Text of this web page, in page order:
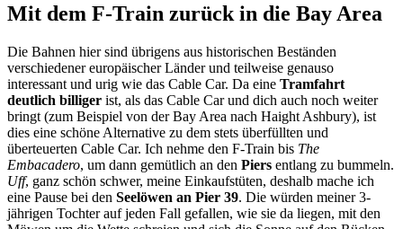
Mit dem F-Train zurück in die Bay Area
Die Bahnen hier sind übrigens aus historischen Beständen
verschiedener europäischer Länder und teilweise genauso
interessant und urig wie das Cable Car. Da eine Tramfahrt
deutlich billiger ist, als das Cable Car und dich auch noch weiter
bringt (zum Beispiel von der Bay Area nach Haight Ashbury), ist
dies eine schöne Alternative zu dem stets überfüllten und
überteuerten Cable Car. Ich nehme den F-Train bis The
Embacadero, um dann gemütlich an den Piers entlang zu bummeln.
Uff, ganz schön schwer, meine Einkaufstüten, deshalb mache ich
eine Pause bei den Seelöwen an Pier 39. Die würden meiner 3-
jährigen Tochter auf jeden Fall gefallen, wie sie da liegen, mit den